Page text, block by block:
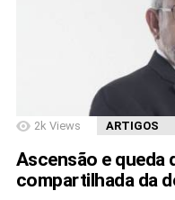
2k Views ARTIGOS
Ascensão e queda
compartilhada da